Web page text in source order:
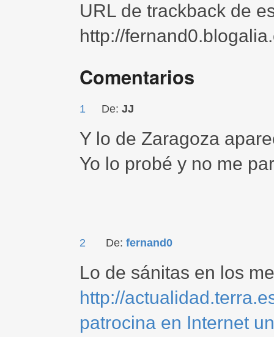
URL de trackback de
http://
Comentarios
1 De: JJ
Y lo de Zaragoza
Yo lo probé y no me
2 De: fernand0
Lo de sánitas en los
http://
patrocina en Internet